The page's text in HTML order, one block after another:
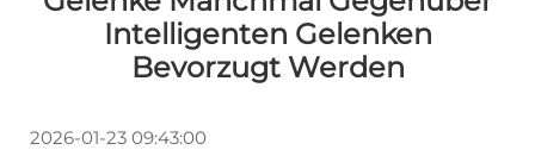
Intelligenten Gelenken
Bevorzugt Werden
2026-01-23 09:43:00